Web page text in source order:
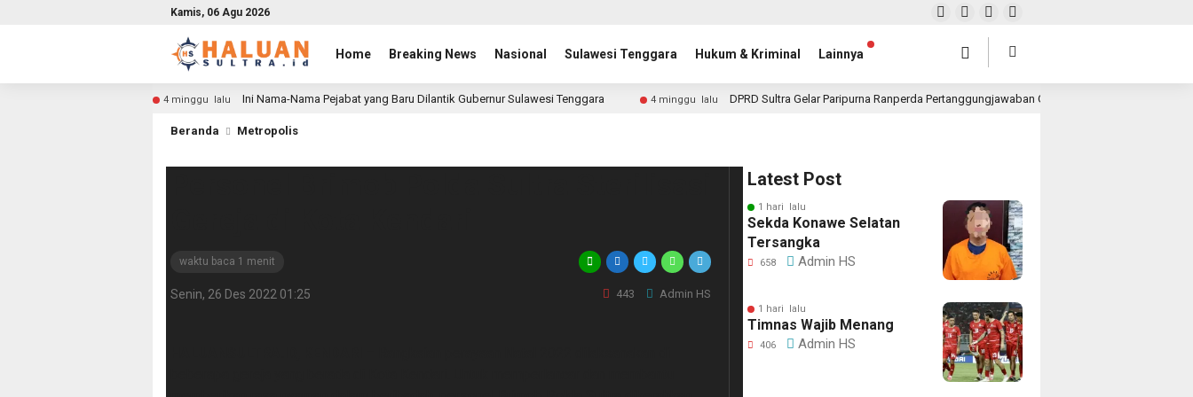
Kamis, 06 Agu 2026
Home Breaking News Nasional Sulawesi Tenggara Hukum & Kriminal Lainnya
4 minggu lalu Ini Nama-Nama Pejabat yang Baru Dilantik Gubernur Sulawesi Tenggara 4 minggu lalu DPRD Sultra Gelar Paripurna Ranperda Pertanggungjawaban Gubernur 2025, Realisasi
Beranda Metropolis
waktu baca 1 menit
Senin, 26 Des 2022 01:25 443 Admin HS
Latest Post
1 hari lalu
Sekda Konawe Selatan
Tersangka
658 Admin HS
1 hari lalu
Timnas Wajib Menang
406 Admin HS